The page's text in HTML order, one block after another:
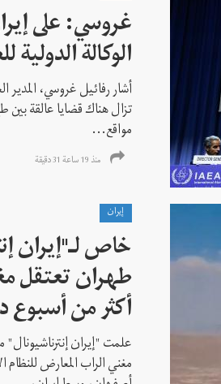
غروسي: على
الوكالة الدولية
أشار رفائيل غروسي، المدير
تزال هناك قضايا عالقة بين
مواقع...
منذ 19 ساعة 31 دقیقة
إيران
خاص لـ"إيران
طهران تعتقل
أكثر من أسبوع
علمت "إيران
مغني الراب المعارض